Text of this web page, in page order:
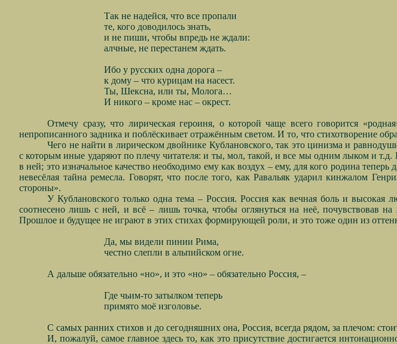
Так не надейся, что все пропали
те, кого доводилось знать,
и не пиши, чтобы впредь не ждали:
алчные, не перестанем ждать.
Ибо у русских одна дорога –
к дому – что курицам на насест.
Ты, Шексна, или ты, Молога…
И никого – кроме нас – окрест.
Отмечу сразу, что лирическая героиня, о которой чаще всего говорится
непрописанного задника и поблёскивает отражённым светом. И то, что стихотворение
Чего не найти в лирическом двойнике Кублановского, так это цинизма и
с которым иные ударяют по плечу читателя: и ты, мол, такой, и все мы одним лыком и
в ней; это изначальное качество необходимо ему как воздух – ему, для кого родина
невесёлая тайна ремесла. Говорят, что после того, как Равальяк ударил кинжалом
стороны».
У Кублановского только одна тема – Россия. Россия как вечная боль и
соотнесено лишь с ней, и всё – лишь точка, чтобы оглянуться на неё, почувствовав
Прошлое и будущее не играют в этих стихах формирующей роли, и это тоже один из
Да, мы видели пинии Рима,
честно слепли в альпийском огне.
А дальше обязательно «но», и это «но» – обязательно Россия, –
Где чьим-то затылком теперь
примято моё изголовье.
С самых ранних стихов и до сегодняшних она, Россия, всегда рядом, за плечом:
И, пожалуй, самое главное здесь то, как это присутствие достигается